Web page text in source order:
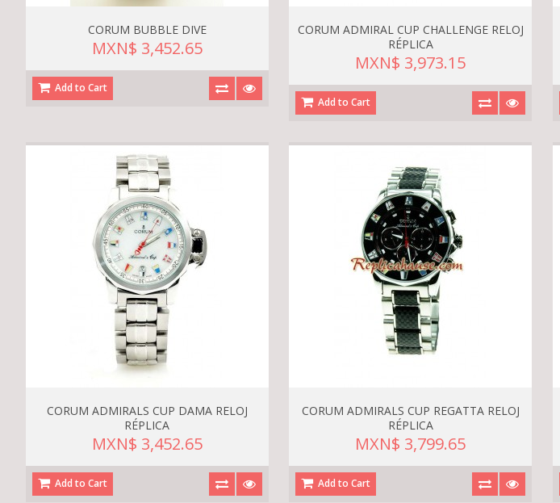
CORUM BUBBLE DIVE
MXN$ 3,452.65
Add to Cart
CORUM ADMIRAL CUP CHALLENGE RELOJ
RÉPLICA
MXN$ 3,973.15
Add to Cart
CORUM ADMIRALS CUP DAMA RELOJ
RÉPLICA
MXN$ 3,452.65
Add to Cart
CORUM ADMIRALS CUP REGATTA RELOJ
RÉPLICA
MXN$ 3,799.65
Add to Cart